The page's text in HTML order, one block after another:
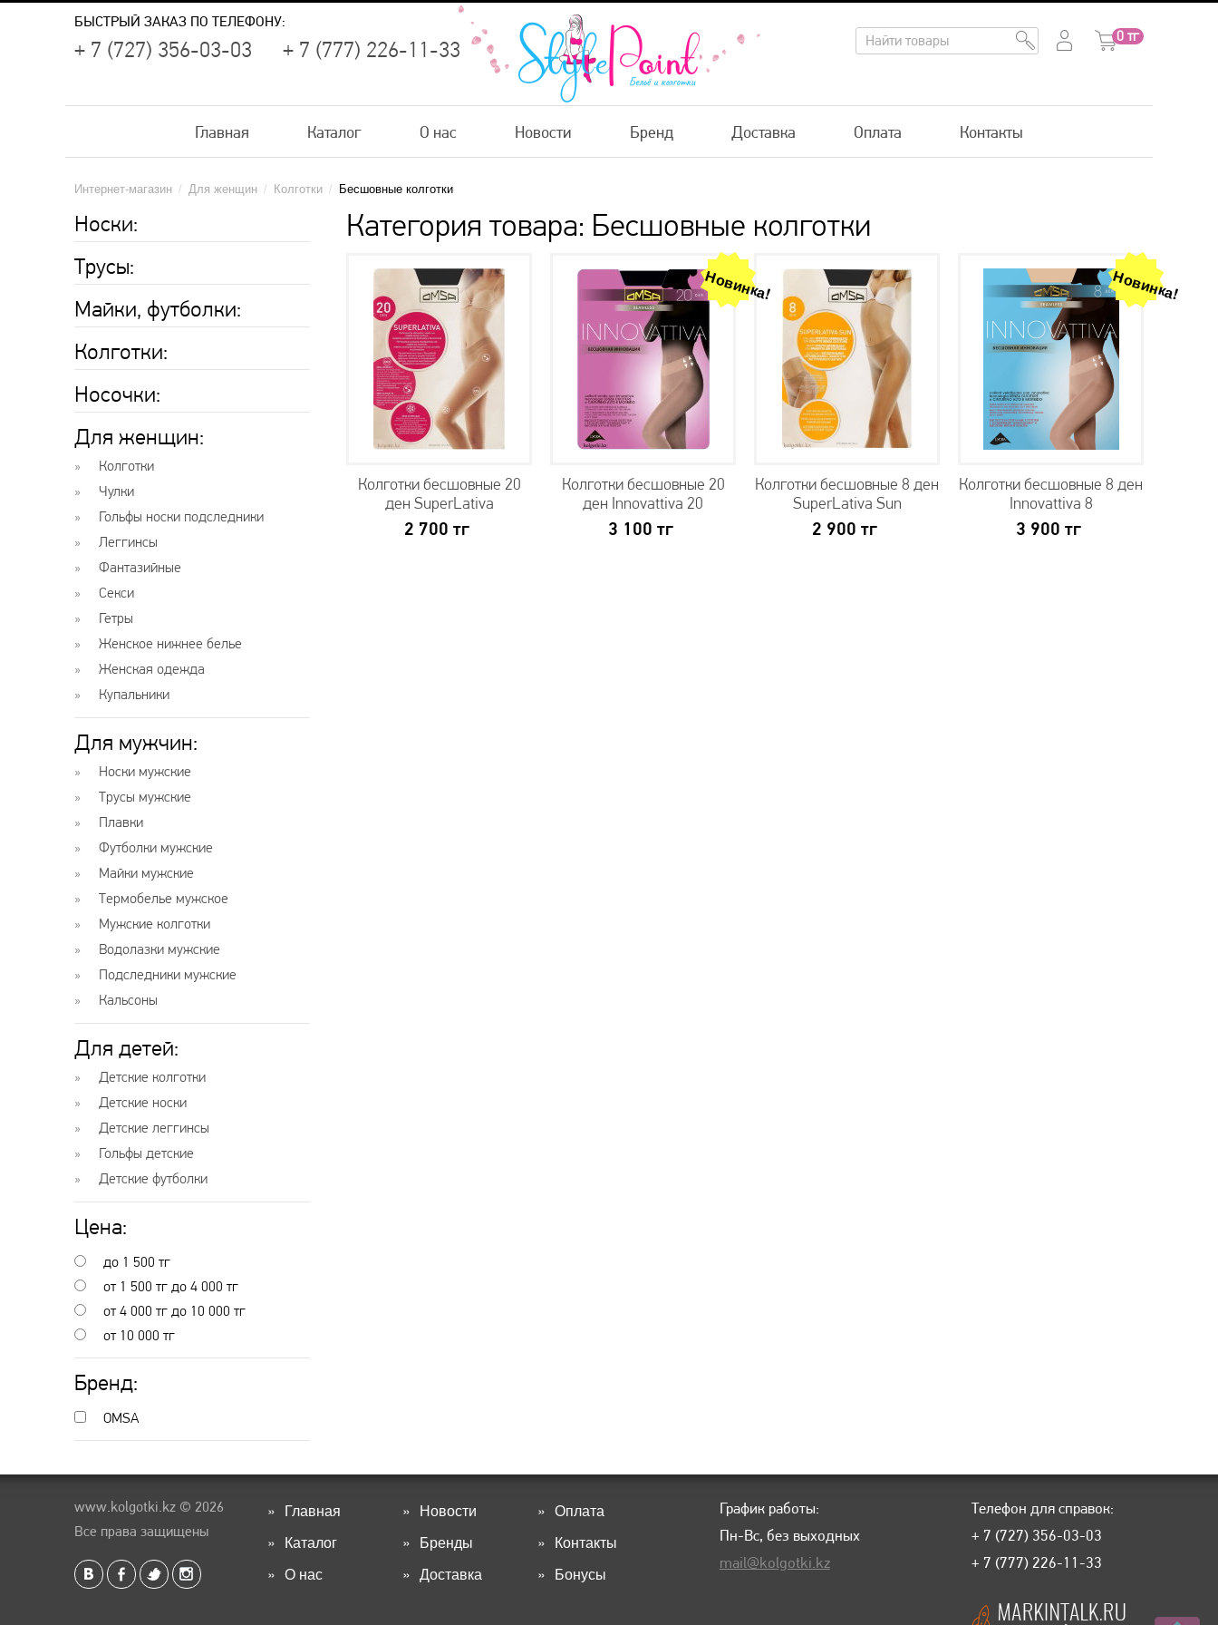
БЫСТРЫЙ ЗАКАЗ ПО ТЕЛЕФОНУ:
+ 7 (727) 356-03-03 + 7 (777) 226-11-33
0 тг
Главная Каталог О нас Новости Бренд Доставка Оплата Контакты
Интернет-магазин / Для женщин / Колготки / Бесшовные колготки
Носки:
Трусы:
Майки, футболки:
Колготки:
Носочки:
Для женщин:
Колготки
Чулки
Гольфы носки подследники
Леггинсы
Фантазийные
Секси
Гетры
Женское нижнее белье
Женская одежда
Купальники
Для мужчин:
Носки мужские
Трусы мужские
Плавки
Футболки мужские
Майки мужские
Термобелье мужское
Мужские колготки
Водолазки мужские
Подследники мужские
Кальсоны
Для детей:
Детские колготки
Детские носки
Детские леггинсы
Гольфы детские
Детские футболки
Цена:
до 1 500 тг
от 1 500 тг до 4 000 тг
от 4 000 тг до 10 000 тг
от 10 000 тг
Бренд:
OMSA
Категория товара: Бесшовные колготки
Колготки бесшовные 20
ден SuperLativa
2 700 тг
Новинка!
Колготки бесшовные 20
ден Innovattiva 20
3 100 тг
Колготки бесшовные 8 ден
SuperLativa Sun
2 900 тг
Новинка!
Колготки бесшовные 8 ден
Innovattiva 8
3 900 тг
www.kolgotki.kz © 2026
Все права защищены
Главная Новости
Оплата
Каталог
Бренды
Контакты
О нас
Доставка Бонусы
График работы:
Пн-Вс, без выходных
mail@kolgotki.kz
Телефон для справок:
+ 7 (727) 356-03-03
+ 7 (777) 226-11-33